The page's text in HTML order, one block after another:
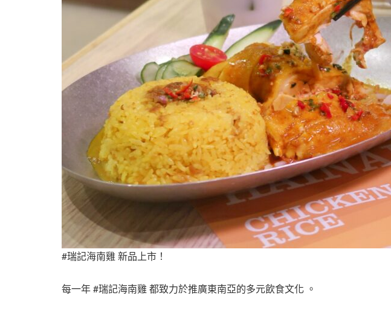
#瑞記海南雞 新品上市！
每一年 #瑞記海南雞 都致力於推廣東南亞的多元飲食文化 。